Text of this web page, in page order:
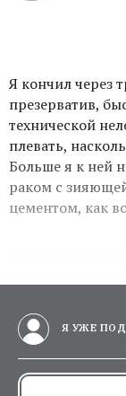
Я кончил через
презерватив,
технической
плевать,
Больше я к ней
раком с
цементом, как
Я УЖЕ